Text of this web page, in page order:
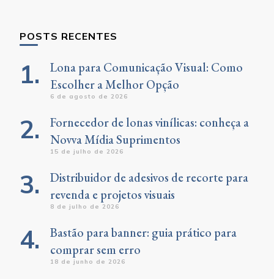
POSTS RECENTES
Lona para Comunicação Visual: Como
Escolher a Melhor Opção
6 de agosto de 2026
Fornecedor de lonas vinílicas: conheça a
Novva Mídia Suprimentos
15 de julho de 2026
Distribuidor de adesivos de recorte para
revenda e projetos visuais
8 de julho de 2026
Bastão para banner: guia prático para
comprar sem erro
18 de junho de 2026